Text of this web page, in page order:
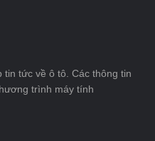
tin tức về ô tô. Các thông tin
trình máy tính